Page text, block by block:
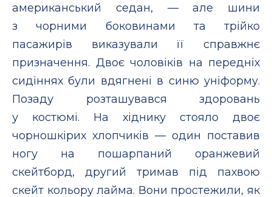
американський седан, — але шини
з чорними боковинами та трійко
пасажирів виказували її справжнє
призначення. Двоє чоловіків на передніх
сидіннях були вдягнені в синю уніформу.
Позаду розташувався здоровань
у костюмі. На хіднику стояло двоє
чорношкірих хлопчиків — один поставив
ногу на пошарпаний оранжевий
скейтборд, другий тримав під пахвою
скейт кольору лайма. Вони простежили, як